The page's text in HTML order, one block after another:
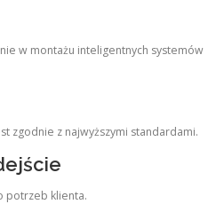
w montażu inteligentnych systemów
zgodnie z najwyższymi standardami.
potrzeb klienta.